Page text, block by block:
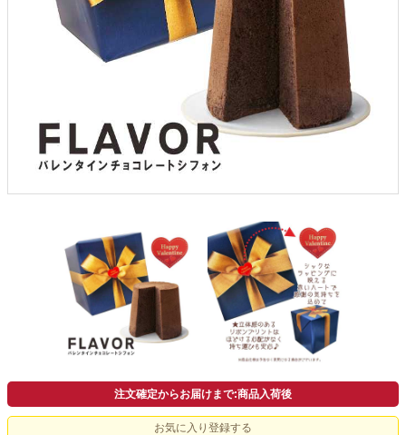
注文確定からお届けまで:商品入荷後
お気に入り登録する